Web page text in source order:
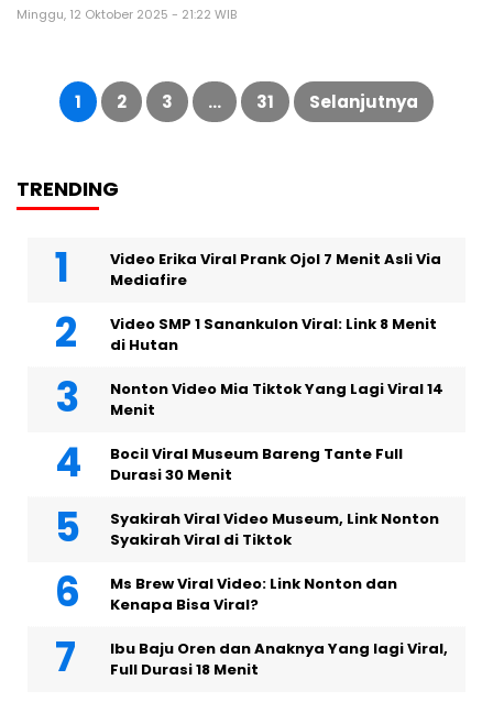
Minggu, 12 Oktober 2025 - 21:22 WIB
Paginasi
pos
1 2 3 … 31 Selanjutnya
TRENDING
Video Erika Viral Prank Ojol 7 Menit Asli Via
Mediafire
Video SMP 1 Sanankulon Viral: Link 8 Menit
di Hutan
Nonton Video Mia Tiktok Yang Lagi Viral 14
Menit
Bocil Viral Museum Bareng Tante Full
Durasi 30 Menit
Syakirah Viral Video Museum, Link Nonton
Syakirah Viral di Tiktok
Ms Brew Viral Video: Link Nonton dan
Kenapa Bisa Viral?
Ibu Baju Oren dan Anaknya Yang lagi Viral,
Full Durasi 18 Menit